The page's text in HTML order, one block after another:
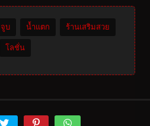
จูบ น้ำแตก ร้านเสริมสวย
โลชั่น